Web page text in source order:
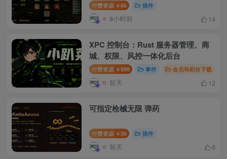
付费资源 ￥66 插件
8小时前 14
XPC 控制台：Rust 服务器管理、商
城、权限、风控一体化后台
付费资源 ￥999 事件 会员和积分下载
前天 12
可指定枪械无限 弹药
付费资源 ￥30 插件
前天 6